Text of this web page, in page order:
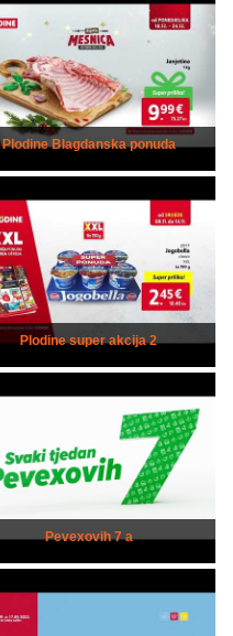
Plodine Blagdanska ponuda
Plodine super akcija 2
Pevexovih 7 a